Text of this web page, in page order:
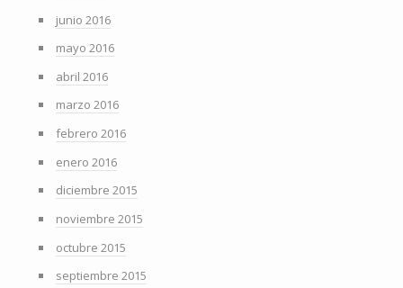
junio 2016
mayo 2016
abril 2016
marzo 2016
febrero 2016
enero 2016
diciembre 2015
noviembre 2015
octubre 2015
septiembre 2015